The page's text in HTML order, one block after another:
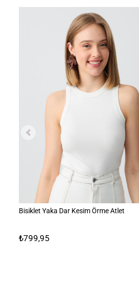
Bisiklet Yaka Dar Kesim Örme Atlet
₺799,95